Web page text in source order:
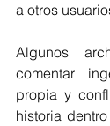
a otros
Algunos
comentar
propia y
historia